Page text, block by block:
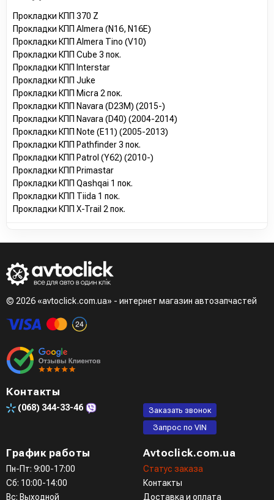
Прокладки КПП 370 Z
Прокладки КПП Almera (N16, N16E)
Прокладки КПП Almera Tino (V10)
Прокладки КПП Cube 3 пок.
Прокладки КПП Interstar
Прокладки КПП Juke
Прокладки КПП Micra 2 пок.
Прокладки КПП Navara (D23M) (2015-)
Прокладки КПП Navara (D40) (2004-2014)
Прокладки КПП Note (E11) (2005-2013)
Прокладки КПП Pathfinder 3 пок.
Прокладки КПП Patrol (Y62) (2010-)
Прокладки КПП Primastar
Прокладки КПП Qashqai 1 пок.
Прокладки КПП Tiida 1 пок.
Прокладки КПП X-Trail 2 пок.
© 2026 «avtoclick.com.ua» - интернет магазин автозапчастей
Контакты
(068) 344-33-46
Заказать звонок
Запрос по VIN
График работы
Пн-Пт: 9:00-17:00
Сб: 10:00-14:00
Вс: Выходной
Avtoclick.com.ua
Статус заказа
Контакты
Доставка и оплата